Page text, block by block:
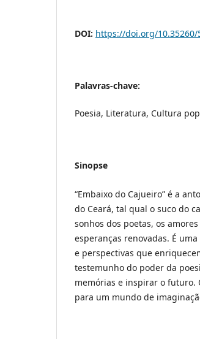
DOI: https://doi.org/10.35260/
Palavras-chave:
Poesia, Literatura, Cultura
Sinopse
“Embaixo do Cajueiro” é a
do Ceará, tal qual o suco do
sonhos dos poetas, os
esperanças renovadas. É
e perspectivas que
testemunho do poder da
memórias e inspirar o futuro.
para um mundo de